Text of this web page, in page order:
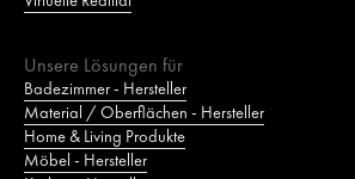
Unsere Lösungen für
Badezimmer - Hersteller
Material / Oberflächen - Hersteller
Home & Living Produkte
Möbel - Hersteller